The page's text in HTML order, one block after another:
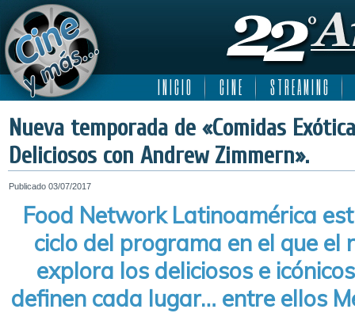
I N I C I O C I N E S T R E A M I N G
Nueva temporada de «Comidas
Deliciosos con Andrew Zimmern».
Publicado 03/07/2017
Food Network Latinoamérica
ciclo del programa en el que el
explora los deliciosos e
definen cada lugar… entre ellos